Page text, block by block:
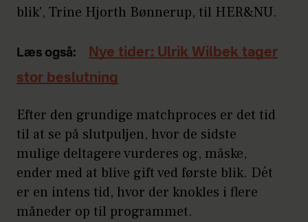
blik', Trine Hjorth Bønnerup, til HER&NU.
Læs også:
Nye tider: Ulrik Wilbek tager
stor beslutning
Efter den grundige matchproces er det tid
til at se på slutpuljen, hvor de sidste
mulige deltagere vurderes og, måske,
ender med at blive gift ved første blik. Dét
er en intens tid, hvor der knokles i flere
måneder op til programmet.